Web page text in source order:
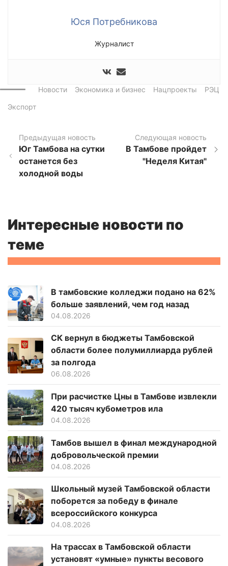
Юся Потребникова
Журналист
Новости Экономика и бизнес Нацпроекты
РЭЦ
Экспорт
Предыдущая новость
Юг Тамбова на сутки
останется без
холодной воды
Следующая новость
В Тамбове пройдет
"Неделя Китая"
Интересные новости по
теме
В тамбовские колледжи подано на 62%
больше заявлений, чем год назад
04.08.2026
СК вернул в бюджеты Тамбовской
области более полумиллиарда рублей
за полгода
06.08.2026
При расчистке Цны в Тамбове извлекли
420 тысяч кубометров ила
04.08.2026
Тамбов вышел в финал международной
добровольческой премии
04.08.2026
Школьный музей Тамбовской области
поборется за победу в финале
всероссийского конкурса
04.08.2026
На трассах в Тамбовской области
установят «умные» пункты весового